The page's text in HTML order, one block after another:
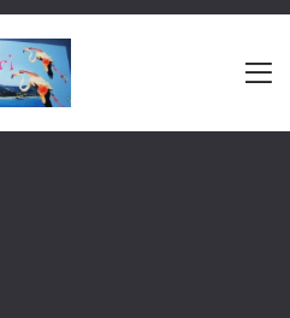
L’Area
Galleria
Contatti
CONTATTI